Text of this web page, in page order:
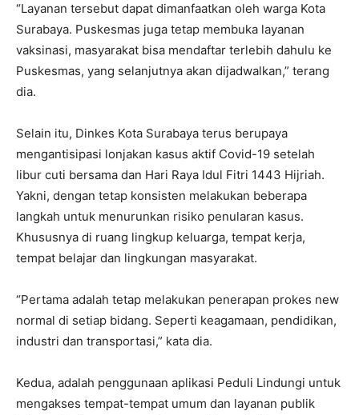
“Layanan tersebut dapat dimanfaatkan oleh warga Kota
Surabaya. Puskesmas juga tetap membuka layanan
vaksinasi, masyarakat bisa mendaftar terlebih dahulu ke
Puskesmas, yang selanjutnya akan dijadwalkan,” terang
dia.
Selain itu, Dinkes Kota Surabaya terus berupaya
mengantisipasi lonjakan kasus aktif Covid-19 setelah
libur cuti bersama dan Hari Raya Idul Fitri 1443 Hijriah.
Yakni, dengan tetap konsisten melakukan beberapa
langkah untuk menurunkan risiko penularan kasus.
Khususnya di ruang lingkup keluarga, tempat kerja,
tempat belajar dan lingkungan masyarakat.
“Pertama adalah tetap melakukan penerapan prokes new
normal di setiap bidang. Seperti keagamaan, pendidikan,
industri dan transportasi,” kata dia.
Kedua, adalah penggunaan aplikasi Peduli Lindungi untuk
mengakses tempat-tempat umum dan layanan publik